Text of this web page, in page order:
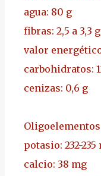
agua: 80 g
fibras: 2,5 a 3,3 g
valor
carbohidratos:
cenizas: 0,6 g
Oligoelementos
potasio: 232-235
calcio: 38 mg